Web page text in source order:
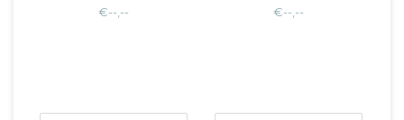
€--,--
€--,--